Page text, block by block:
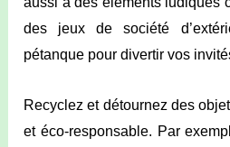
des jeux de société
pétanque pour divertir vos
Recyclez et détournez des
et éco-responsable. Par